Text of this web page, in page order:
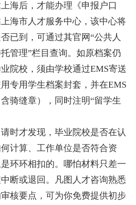
海后，才能办理《申报户口
海市人才服务中心，该中心将
已到，可通过其官网“公共人
管理”栏目查询。如原档案仍
院校，须由学校通过EMS寄送
专用学生档案封套，并在EMS
骑缝章），同时注明“留学生
才发现，毕业院校是否在认
计算、工作单位是否符合资
环环相扣的。哪怕材料只差一
断或退回。凡图人才咨询熟悉
核要点，可为你免费提供初步